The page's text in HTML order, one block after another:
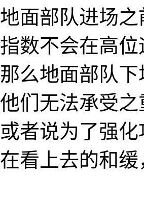
面部队进场
数不会在高
么地面部队
们无法承受
者说为了强
看上去的和